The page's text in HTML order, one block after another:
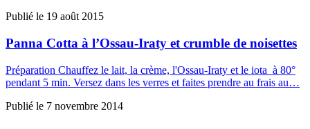
Publié le 19 août 2015
Panna Cotta à l’Ossau-Iraty et crumble de noisettes
Préparation Chauffez le lait, la crème, l'Ossau-Iraty et le iota à 80°
pendant 5 min. Versez dans les verres et faites prendre au frais au…
Publié le 7 novembre 2014